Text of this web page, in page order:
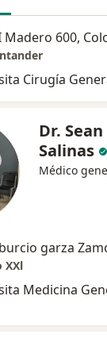
Cirugía
Dr.
Salinas
Médico
XXl
Medicina